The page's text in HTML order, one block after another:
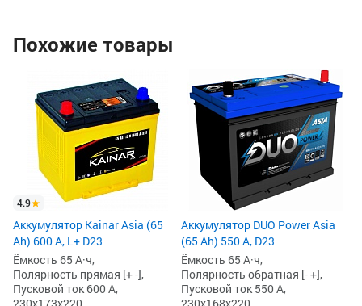
Похожие товары
4.9
Аккумулятор Kainar Asia (65
Ah) 600 А, L+ D23
Ёмкость 65 А·ч,
Полярность прямая [+ -],
Пусковой ток 600 А,
Аккумулятор DUO Power Asia
(65 Ah) 550 А, D23
Ёмкость 65 А·ч,
Полярность обратная [- +],
Пусковой ток 550 А,